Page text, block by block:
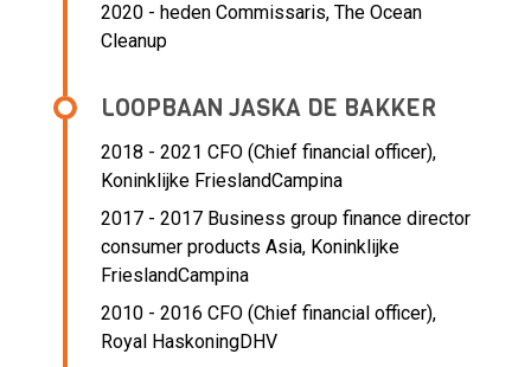
2020 - heden Commissaris, The Ocean
Cleanup
LOOPBAAN JASKA DE BAKKER
2018 - 2021 CFO (Chief financial officer),
Koninklijke FrieslandCampina
2017 - 2017 Business group finance director
consumer products Asia, Koninklijke
FrieslandCampina
2010 - 2016 CFO (Chief financial officer),
Royal HaskoningDHV